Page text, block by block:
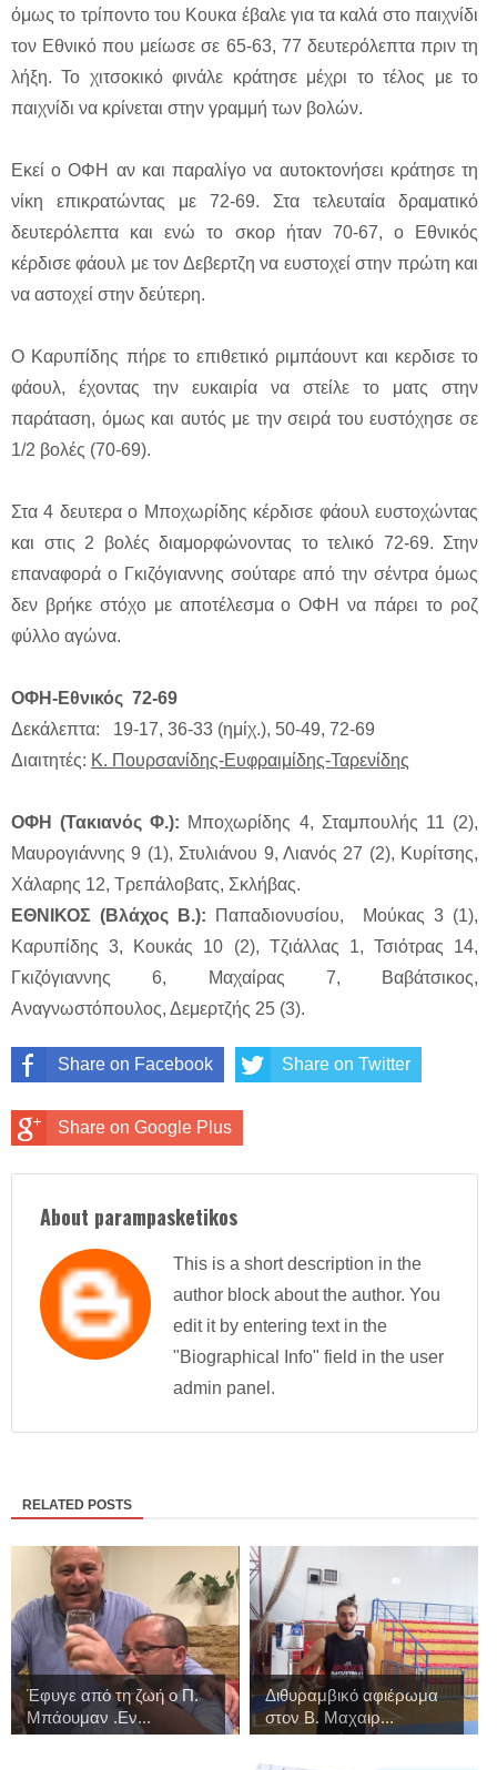
όμως το τρίποντο του Κουκα έβαλε για τα καλά στο παιχνίδι
τον Εθνικό που μείωσε σε 65-63, 77 δευτερόλεπτα πριν τη
λήξη. Το χιτσοκικό φινάλε κράτησε μέχρι το τέλος με το
παιχνίδι να κρίνεται στην γραμμή των βολών.
Εκεί ο ΟΦΗ αν και παραλίγο να αυτοκτονήσει κράτησε τη
νίκη επικρατώντας με 72-69. Στα τελευταία δραματικό
δευτερόλεπτα και ενώ το σκορ ήταν 70-67, ο Εθνικός
κέρδισε φάουλ με τον Δεβερτζη να ευστοχεί στην πρώτη και
να αστοχεί στην δεύτερη.
Ο Καρυπίδης πήρε το επιθετικό ριμπάουντ και κερδισε το
φάουλ, έχοντας την ευκαιρία να στείλε το ματς στην
παράταση, όμως και αυτός με την σειρά του ευστόχησε σε
1/2 βολές (70-69).
Στα 4 δευτερα ο Μποχωρίδης κέρδισε φάουλ ευστοχώντας
και στις 2 βολές διαμορφώνοντας το τελικό 72-69. Στην
επαναφορά ο Γκιζόγιαννης σούταρε από την σέντρα όμως
δεν βρήκε στόχο με αποτέλεσμα ο ΟΦΗ να πάρει το ροζ
φύλλο αγώνα.
ΟΦΗ-Εθνικός 72-69
Δεκάλεπτα: 19-17, 36-33 (ημίχ.), 50-49, 72-69
Διαιτητές: Κ. Πουρσανίδης-Ευφραιμίδης-Ταρενίδης
ΟΦΗ (Τακιανός Φ.): Μποχωρίδης 4, Σταμπουλής 11 (2),
Μαυρογιάννης 9 (1), Στυλιάνου 9, Λιανός 27 (2), Κυρίτσης,
Χάλαρης 12, Τρεπάλοβατς, Σκλήβας.
ΕΘΝΙΚΟΣ (Βλάχος Β.):
Παπαδιονυσίου, Μούκας 3 (1),
Καρυπίδης 3, Κουκάς 10 (2), Τζιάλλας 1, Τσιότρας 14,
Γκιζόγιαννης 6, Μαχαίρας 7, Βαβάτσικος,
Αναγνωστόπουλος, Δεμερτζής 25 (3).
Share on Facebook Share on Twitter
Share on Google Plus
About parampasketikos
This is a short description in the
author block about the author. You
edit it by entering text in the
"Biographical Info" field in the user
admin panel.
RELATED POSTS
Έφυγε από τη ζωή ο Π.
Μπάουμαν .Εν...
Διθυραμβικό αφιέρωμα
στον Β. Μαχαιρ...